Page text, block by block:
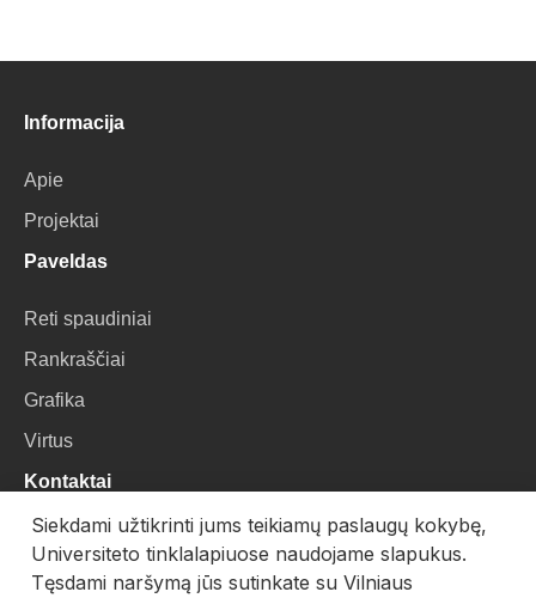
Informacija
Apie
Projektai
Paveldas
Reti spaudiniai
Rankraščiai
Grafika
Virtus
Kontaktai
VU Biblioteka
Universiteto g. 3, LT-01122, Vilnius
Siekdami užtikrinti jums teikiamų paslaugų kokybę,
Universiteto tinklalapiuose naudojame slapukus.
Tęsdami naršymą jūs sutinkate su Vilniaus